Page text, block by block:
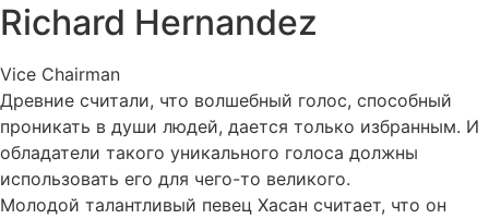
Richard Hernandez
Vice Chairman
Древние считали, что волшебный голос, способный
проникать в души людей, дается только избранным. И
обладатели такого уникального голоса должны
использовать его для чего-то великого.
Молодой талантливый певец Хасан считает, что он